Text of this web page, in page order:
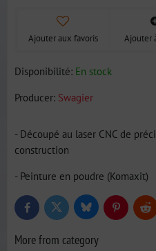
Ajouter aux favoris Ajouter
Disponibilité: En stock
Producer: Swagier
- Découpé au laser CNC de
construction
- Peinture en poudre (Komaxit)
FacebookTwitter BlueskyPinterest
More from category